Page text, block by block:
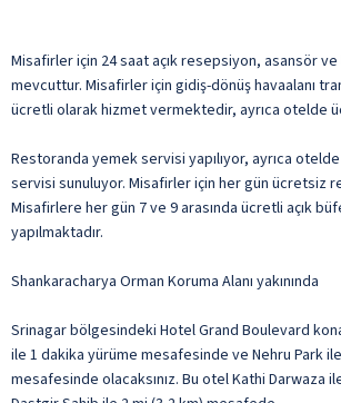
Misafirler için 24 saat açık resepsiyon, asansör
mevcuttur. Misafirler için gidiş-dönüş havaalanı
ücretli olarak hizmet vermektedir, ayrıca otelde
Restoranda yemek servisi yapılıyor, ayrıca
servisi sunuluyor. Misafirler için her gün ücretsiz
Misafirlere her gün 7 ve 9 arasında ücretli açık
yapılmaktadır.
Shankaracharya Orman Koruma Alanı yakınında
Srinagar bölgesindeki Hotel Grand Boulevard
ile 1 dakika yürüme mesafesinde ve Nehru Park
mesafesinde olacaksınız. Bu otel Kathi Darwaza